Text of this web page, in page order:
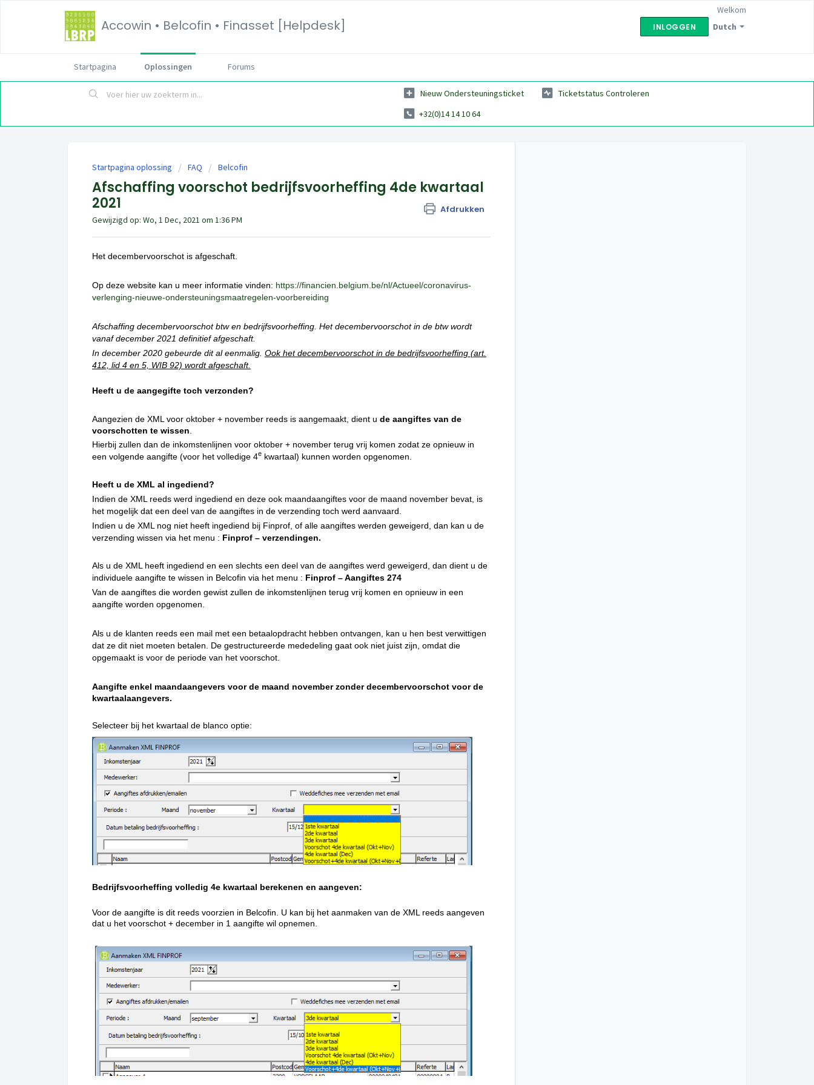
Accowin • Belcofin • Finasset [Helpdesk] Dutch
Welkom
INLOGGEN
Startpagina Oplossingen Forums
Nieuw Ondersteuningsticket
Ticketstatus Controleren
+32(0)14 14 10 64
Startpagina oplossing FAQ Belcofin
Afschaffing voorschot bedrijfsvoorheffing 4de kwartaal
2021
Afdrukken
Gewijzigd op: Wo, 1 Dec, 2021 om 1:36 PM
Het decembervoorschot is afgeschaft.
Op deze website kan u meer informatie vinden: https://financien.belgium.be/nl/Actueel/coronavirus-
verlenging-nieuwe-ondersteuningsmaatregelen-voorbereiding
Afschaffing decembervoorschot btw en bedrijfsvoorheffing. Het decembervoorschot in de btw wordt
vanaf december 2021 definitief afgeschaft.
In december 2020 gebeurde dit al eenmalig. Ook het decembervoorschot in de bedrijfsvoorheffing (art.
412, lid 4 en 5, WIB 92) wordt afgeschaft.
Heeft u de aangegifte toch verzonden?
Aangezien de XML voor oktober + november reeds is aangemaakt, dient u de aangiftes van de
voorschotten te wissen
Hierbij zullen dan de inkomstenlijnen voor oktober + november terug vrij komen zodat ze opnieuw in
een volgende aangifte (voor het volledige 4e kwartaal) kunnen worden opgenomen.
Heeft u de XML al ingediend?
Indien de XML reeds werd ingediend en deze ook maandaangiftes voor de maand november bevat, is
het mogelijk dat een deel van de aangiftes in de verzending toch werd aanvaard.
Indien u de XML nog niet heeft ingediend bij Finprof, of alle aangiftes werden geweigerd, dan kan u de
verzending wissen via het menu : Finprof – verzendingen.
Als u de XML heeft ingediend en een slechts een deel van de aangiftes werd geweigerd, dan dient u de
individuele aangifte te wissen in Belcofin via het menu : Finprof – Aangiftes 274
Van de aangiftes die worden gewist zullen de inkomstenlijnen terug vrij komen en opnieuw in een
aangifte worden opgenomen.
Als u de klanten reeds een mail met een betaalopdracht hebben ontvangen, kan u hen best verwittigen
dat ze dit niet moeten betalen. De gestructureerde mededeling gaat ook niet juist zijn, omdat die
opgemaakt is voor de periode van het voorschot.
Aangifte enkel maandaangevers voor de maand november zonder decembervoorschot voor de
kwartaalaangevers.
Selecteer bij het kwartaal de blanco optie:
Bedrijfsvoorheffing volledig 4e kwartaal berekenen en aangeven:
Voor de aangifte is dit reeds voorzien in Belcofin. U kan bij het aanmaken van de XML reeds aangeven
dat u het voorschot + december in 1 aangifte wil opnemen.